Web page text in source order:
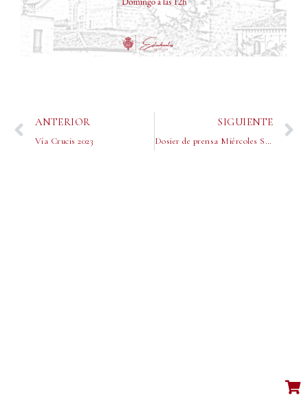
ANTERIOR
Vía Crucis 2023
SIGUIENTE
Dosier de prensa Miércoles Santo 2023